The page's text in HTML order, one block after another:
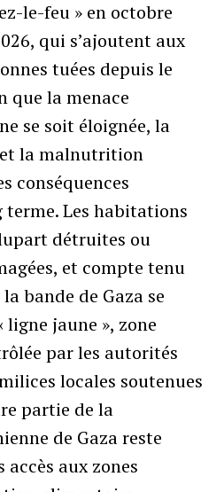
le-feu » en octobre
qui s’ajoutent aux
tuées depuis le
que la menace
se soit éloignée, la
la malnutrition
conséquences
terme. Les habitations
détruites ou
et compte tenu
bande de Gaza se
jaune », zone
par les autorités
locales soutenues
partie de la
de Gaza reste
accès aux zones